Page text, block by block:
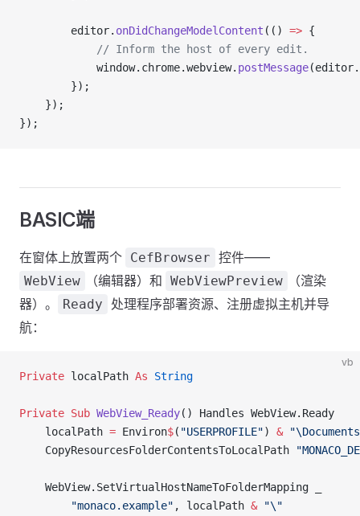
        editor.
onDidChangeModelContent (() => {
            // Inform the host of every edit.
            window.chrome.webview.
postMessage(editor.
        });
    });
});
BASIC端
在窗体上放置两个 CefBrowser 控件——
WebView （编辑器）和 WebViewPreview
（渲染
器）。
Ready
处理程序部署资源、注册虚拟主机并导
航：
vb
Private localPath As String
Private Sub WebView_Ready() Handles WebView.Ready
    localPath
= Environ$( "USERPROFILE") &
    CopyResourcesFolderContentsToLocalPath
    WebView.SetVirtualHostNameToFolderMapping _
        "monaco.example"
, localPath & "\"